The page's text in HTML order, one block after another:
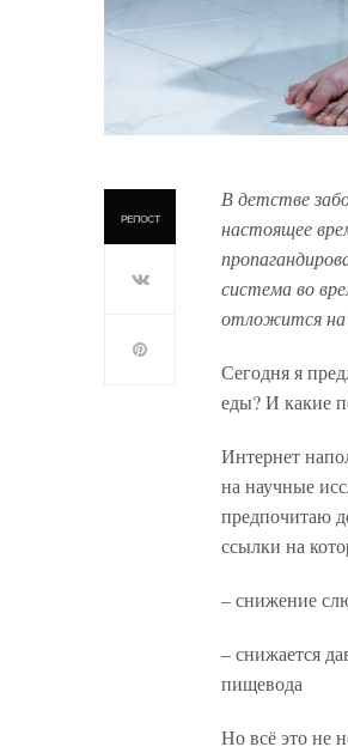
РЕПОСТ
В детстве
настоящее
система во
отложится на
Сегодня я
еды? И какие
Интернет
на научные
предпочитаю
ссылки на
– снижение
– снижается
пищевода
Но всё это не